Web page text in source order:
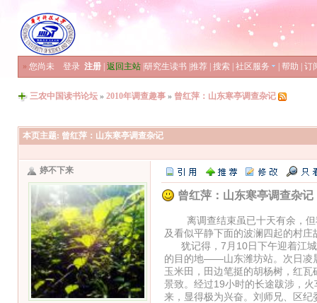
» 您尚未 登录 注册 返回主站 研究生读书 推荐 搜索 社区服务 帮助 订
三农中国读书论坛 » 2010年调查趣事 » 曾红萍：山东寒亭调查杂记
本页主题: 曾红萍：山东寒亭调查杂记
婷不下来
曾红萍：山东寒亭调查杂记
离调查结束虽已十天有余，但
及看似平静下面的波澜四起的村
犹记得，7月10日下午迎着江城
的目的地——山东潍坊站。次日凌
玉米田，田边笔挺的胡杨树，红
景致。经过19小时的长途跋涉，
来，显得极为兴奋。刘师兄、区